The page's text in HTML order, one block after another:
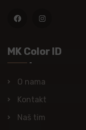
MK Color ID
O nama
Kontakt
Naš tim